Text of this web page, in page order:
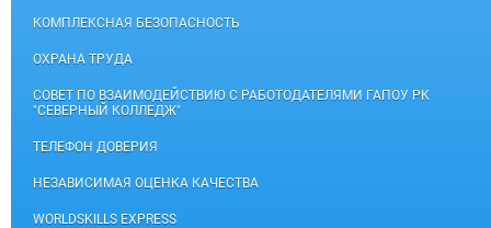
КОМПЛЕКСНАЯ БЕЗОПАСНОСТЬ
ОХРАНА ТРУДА
СОВЕТ ПО ВЗАИМОДЕЙСТВИЮ С РАБОТОДАТЕЛЯМИ ГАПОУ РК
"СЕВЕРНЫЙ КОЛЛЕДЖ"
ТЕЛЕФОН ДОВЕРИЯ
НЕЗАВИСИМАЯ ОЦЕНКА КАЧЕСТВА
WORLDSKILLS EXPRESS